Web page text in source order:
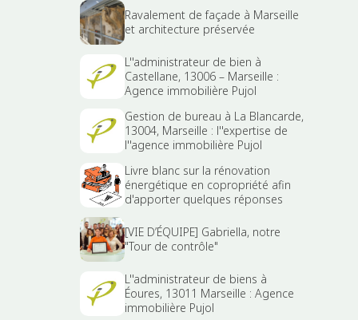
Ravalement de façade à Marseille
et architecture préservée
L''administrateur de bien à
Castellane, 13006 – Marseille :
Agence immobilière Pujol
Gestion de bureau à La Blancarde,
13004, Marseille : l''expertise de
l''agence immobilière Pujol
Livre blanc sur la rénovation
énergétique en copropriété afin
d'apporter quelques réponses
[VIE D’ÉQUIPE] Gabriella, notre
"Tour de contrôle"
L''administrateur de biens à
Éoures, 13011 Marseille : Agence
immobilière Pujol